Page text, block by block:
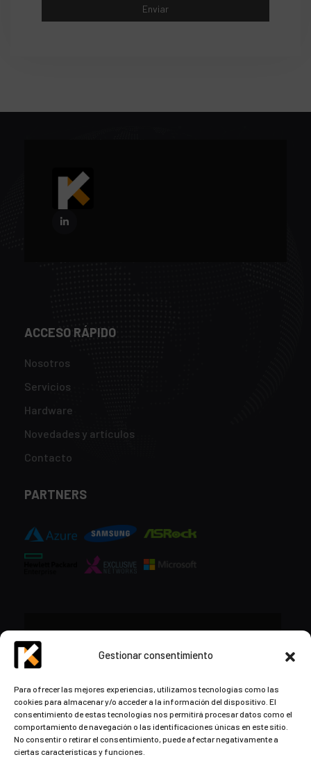
Gestionar consentimiento
Para ofrecer las mejores experiencias, utilizamos tecnologías como las
cookies para almacenar y/o acceder a la información del dispositivo. El
consentimiento de estas tecnologías nos permitirá procesar datos como el
comportamiento de navegación o las identificaciones únicas en este sitio.
No consentir o retirar el consentimiento, puede afectar negativamente a
ciertas características y funciones.
ACCESO RÁPIDO
Nosotros
Servicios
Hardware
Novedades y artículos
Contacto
PARTNERS
contacto@kds.cloud
www.kds.cloud
Plaza Libertad 8Entreplanta, Oficina
3,31004 Pamplona,